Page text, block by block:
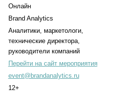
Онлайн
Brand Analytics
Аналитики, маркетологи,
технические директора,
руководители компаний
Перейти на сайт мероприятия
event@brandanalytics.ru
12+